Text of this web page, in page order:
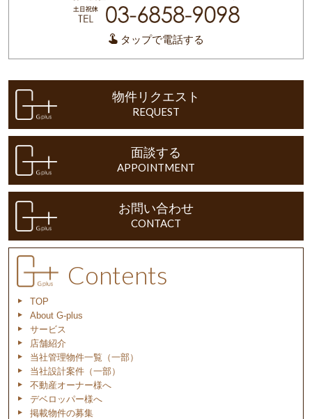
タップで電話する
物件リクエスト
REQUEST
面談する
APPOINTMENT
お問い合わせ
CONTACT
Contents
TOP
About G-plus
サービス
店舗紹介
当社管理物件一覧（一部）
当社設計案件（一部）
不動産オーナー様へ
デベロッパー様へ
掲載物件の募集